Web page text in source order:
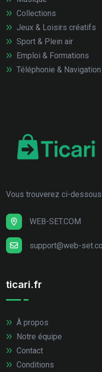
Collections
Jeux & Loisirs créatifs
Sport & Plein air
Emploi & Formations
Téléphonie & Navigation
Vous trouverez ci-
WEB-SET.COM
support@web-
ticari.fr
À propos
Notre équipe
Contact
Conditions